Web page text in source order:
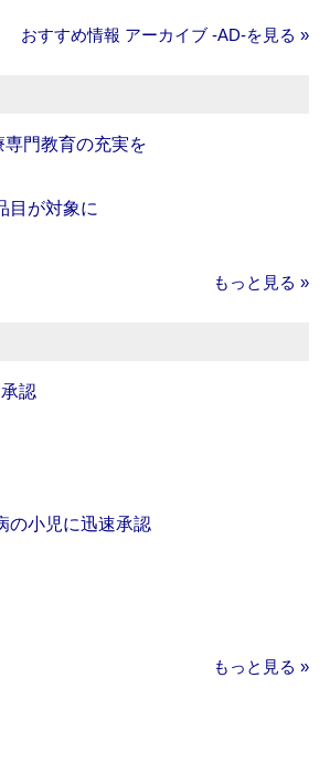
おすすめ情報 アーカイブ ‐AD‐を見る »
専門教育の充実を
目が対象に
もっと見る »
認
の小児に迅速承認
もっと見る »